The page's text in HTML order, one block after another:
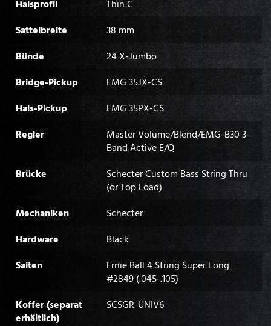
Halsprofil
Thin C
Sattelbreite
38 mm
Bünde
24 X-Jumbo
Bridge-Pickup
EMG 35JX-CS
Hals-Pickup
EMG 35PX-CS
Regler
Master Volume/Blend/EMG-B30 3-
Band Active E/Q
Brücke
Schecter Custom Bass String Thru
(or Top Load)
Mechaniken
Schecter
Hardware
Black
Saiten
Ernie Ball 4 String Super Long
#2849 (.045-.105)
Koffer (separat
erhältlich)
SCSGR-UNIV6